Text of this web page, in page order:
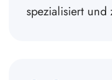
spezialisiert und